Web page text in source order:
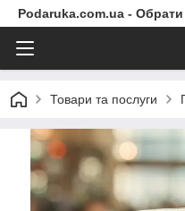
Podaruka.com.ua - Обрати
Товари та послуги